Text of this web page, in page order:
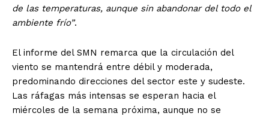
de las temperaturas, aunque sin abandonar del todo el
ambiente frío”.
El informe del SMN remarca que la circulación del
viento se mantendrá entre débil y moderada,
predominando direcciones del sector este y sudeste.
Las ráfagas más intensas se esperan hacia el
miércoles de la semana próxima, aunque no se